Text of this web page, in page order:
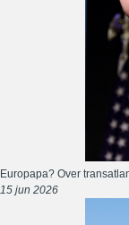
Europapa? Over
15 jun 2026